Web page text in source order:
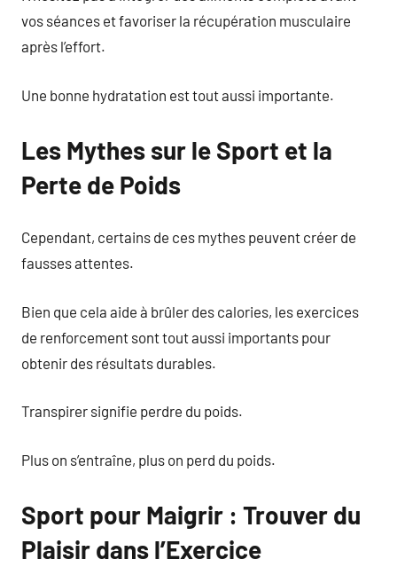
vos séances et favoriser la récupération musculaire
après l’effort.
Une bonne hydratation est tout aussi importante.
Les Mythes sur le Sport et la
Perte de Poids
Cependant, certains de ces mythes peuvent créer de
fausses attentes.
Bien que cela aide à brûler des calories, les exercices
de renforcement sont tout aussi importants pour
obtenir des résultats durables.
Transpirer signifie perdre du poids.
Plus on s’entraîne, plus on perd du poids.
Sport pour Maigrir : Trouver du
Plaisir dans l’Exercice